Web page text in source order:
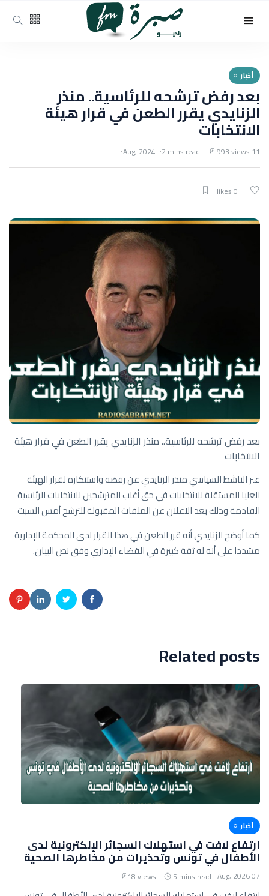
أخبار
بعد رفض ترشحه للرئاسية.. منذر
الزنايدي يقرر الطعن في قرار هيئة
الانتخابات
11 Aug, 2024
2 mins read 993 views
بعد رفض ترشحه للرئاسية.. منذر الزنايدي يقرر الطعن في قرار هيئة
الانتخابات
عبر الناشط السياسي منذر الزنايدي عن رفضه واستنكاره لقرار الهيئة
العليا المستقلة للانتخابات في حق أغلب المترشحين للانتخابات الرئاسية
القادمة وذلك بعد الاعلان عن الملفات المقبولة للترشح أمس السبت
كما أوضح الزنايدي أنه قرر الطعن في هذا القرار لدى المحكمة الإدارية
مشددا على أنه له ثقة كبيرة في القضاء الإداري وفق نص البيان.
Related posts
أخبار
ارتفاع لافت في استهلاك السجائر الإلكترونية لدى
الأطفال في تونس وتحذيرات من مخاطرها الصحية
07 Aug, 2026
5 mins read
18 views